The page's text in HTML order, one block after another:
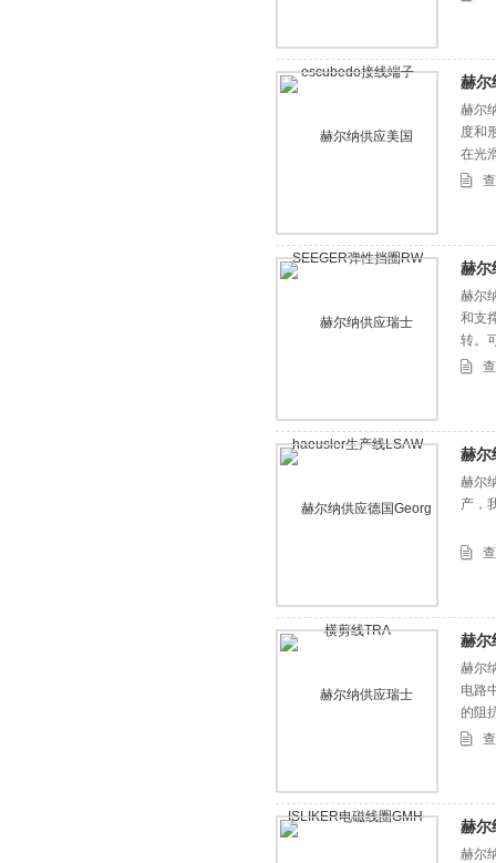
赫尔
赫尔
度和
在光
赫尔
赫尔
和支
转。
赫尔
赫尔
产，
赫尔
赫尔
电路
的阻
赫尔
赫尔